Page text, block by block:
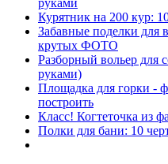
руками
Курятник на 200 кур:
Забавные поделки для
крутых ФОТО
Разборный вольер для
руками)
Площадка для горки -
построить
Класс! Когтеточка из
Полки для бани: 10